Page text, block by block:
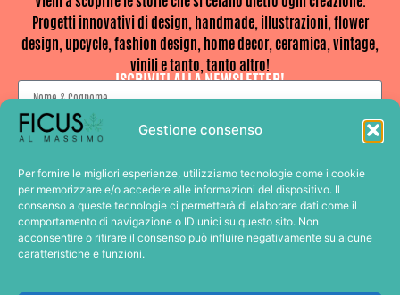
Gestione consenso
Per fornire le migliori esperienze, utilizziamo tecnologie come i cookie
per memorizzare e/o accedere alle informazioni del dispositivo. Il
consenso a queste tecnologie ci permetterà di elaborare dati come il
comportamento di navigazione o ID unici su questo sito. Non
acconsentire o ritirare il consenso può influire negativamente su alcune
caratteristiche e funzioni.
Progetti innovativi di design, handmade, illustrazioni, flower
design, upcycle, fashion design, home decor, ceramica, vintage,
vinili e tanto, tanto altro!
ISCRIVITI ALLA NEWSLETTER!
Clicca qui se desideri ricevere le comunicazioni relative a Ficus al Massimo.
Cliccando nella casella accetti la Privacy Policy e le Condizioni d'uso del sito.
Mi voglio iscrivere